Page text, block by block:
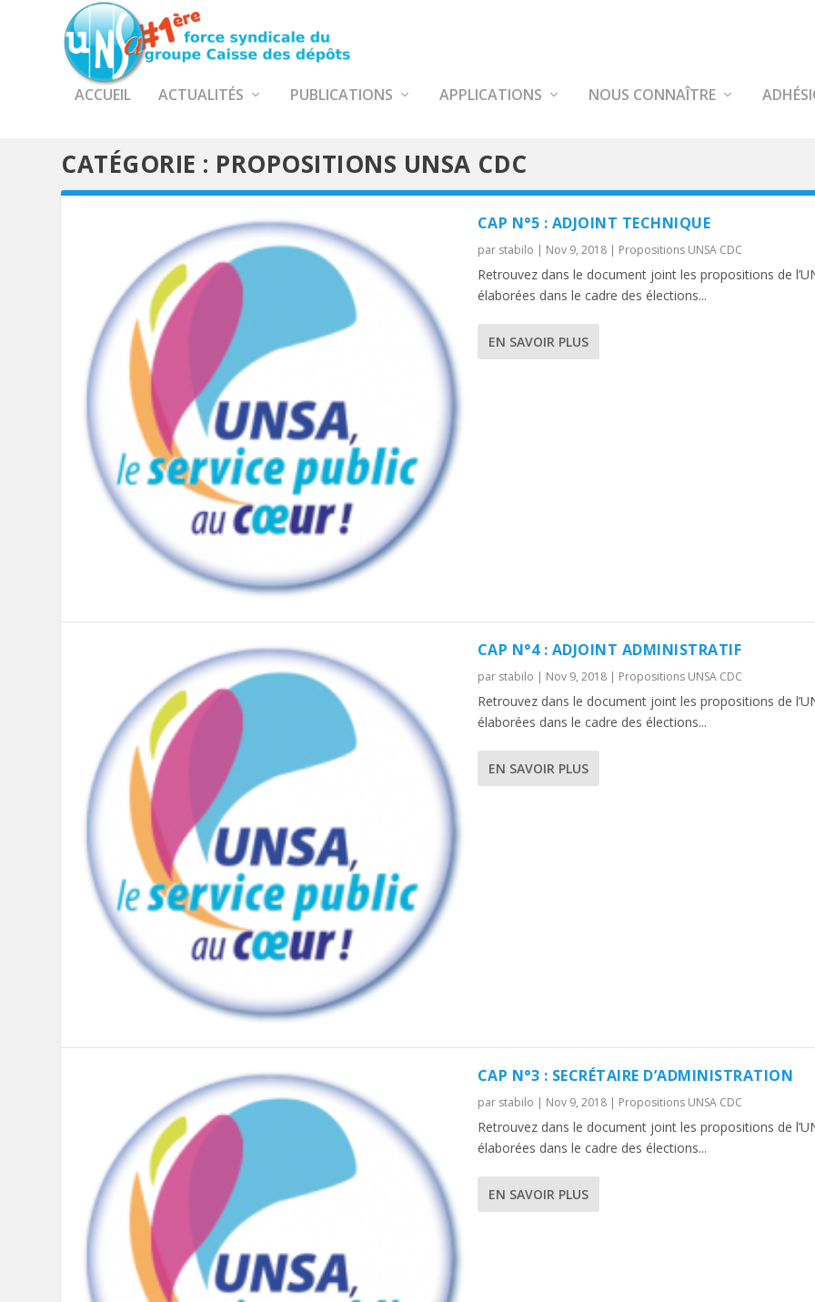
ACCUEIL ACTUALITÉS PUBLICATIONS APPLICATIONS NOUS CONNAÎTRE
CATÉGORIE : PROPOSITIONS UNSA CDC
CAP N°5 : ADJOINT TECHNIQUE
par stabilo | Nov 9, 2018| Propositions UNSA CDC
Retrouvez dans le document joint les propositions de
élaborées dans le cadre des élections...
EN SAVOIR PLUS
CAP N°4 : ADJOINT ADMINISTRATIF
par stabilo | Nov 9, 2018| Propositions UNSA CDC
Retrouvez dans le document joint les propositions de
élaborées dans le cadre des élections...
EN SAVOIR PLUS
CAP N°3 : SECRÉTAIRE D’ADMINISTRATION
par stabilo | Nov 9, 2018| Propositions UNSA CDC
Retrouvez dans le document joint les propositions de
élaborées dans le cadre des élections...
EN SAVOIR PLUS